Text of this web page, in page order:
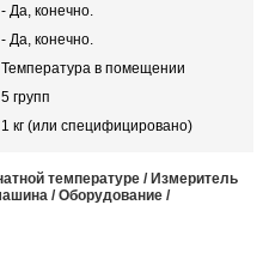
- Да, конечно.
- Да, конечно.
Температура в помещении
5 групп
1 кг (или специфицировано)
температуре / Измеритель
/ Оборудование /